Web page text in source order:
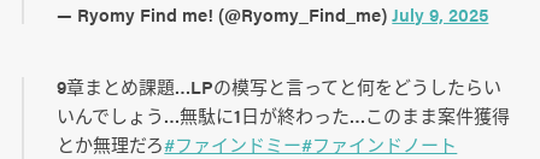
— Ryomy Find me! (@Ryomy_Find_me)July 9, 2025
9章まとめ課題…LPの模写と言ってと何をどうしたらい
いんでしょう…無駄に1日が終わった…このまま案件獲得
とか無理だろ#ファインドミー#ファインドノート